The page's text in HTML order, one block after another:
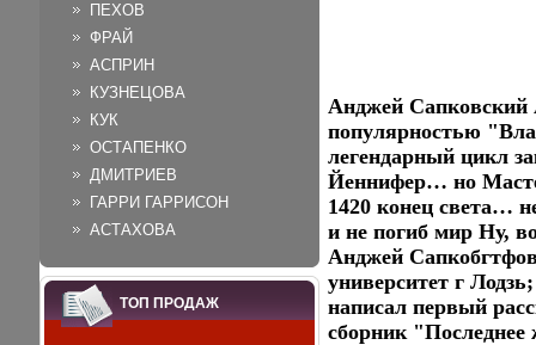
ПЕХОВ
ФРАЙ
АСПРИН
КУЗНЕЦОВА
КУК
ОСТАПЕНКО
ДМИТРИЕВ
ГАРРИ ГАРРИСОН
АСТАХОВА
ТОП ПРОДАЖ
Анджей Сапковский
популярностью
легендарный цикл
Йеннифер… но
1420 конец света…
и не погиб мир Ну,
Анджей
университет г
написал первый
сборник